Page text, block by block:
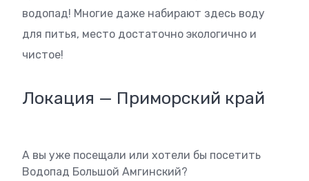
водопад! Многие даже набирают здесь воду
для питья, место достаточно экологично и
чистое!
Локация — Приморский край
А вы уже посещали или хотели бы посетить
Водопад Большой Амгинский?